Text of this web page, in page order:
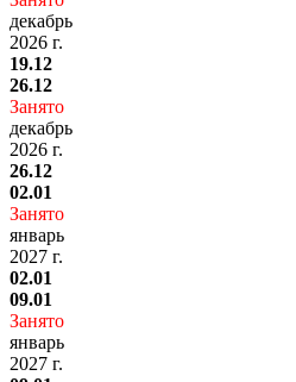
декабрь
2026 г.
19.12
26.12
Занято
декабрь
2026 г.
26.12
02.01
Занято
январь
2027 г.
02.01
09.01
Занято
январь
2027 г.